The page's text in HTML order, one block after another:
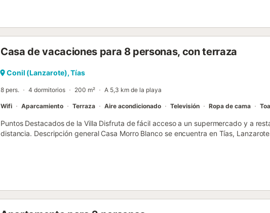
Casa de vacaciones para 8 personas, con terraza
Conil (Lanzarote), Tías
8 pers. 4 dormitorios 200 m² A 5,3 km de la playa
Wifi Aparcamiento Terraza Aire acondicionado Televisión Ropa de cama
Puntos Destacados de la Villa Disfruta de fácil acceso a un supermercado y a
distancia. Descripción general Casa Morro Blanco se encuentra en Tías,
(8 adultos y 1 niño) con 4 dormitorios y 2 baños. Hay una piscina privada con
poca distancia de los restaurantes. Salón El salón tiene zona de comedor, sofás
gratuito. Hay puertas que dan a la terraza de la piscina. Cocina La cocina está
tostadora, cafetera, encimera de granito, lavadora, lavavajillas, microondas,